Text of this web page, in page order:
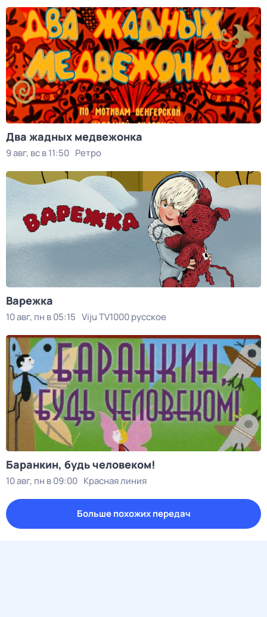
Два жадных медвежонка
9 авг, вс в 11:50 Ретро
Варежка
10 авг, пн в 05:15 Viju TV1000 русское
Баранкин, будь человеком!
10 авг, пн в 09:00 Красная линия
Больше похожих передач